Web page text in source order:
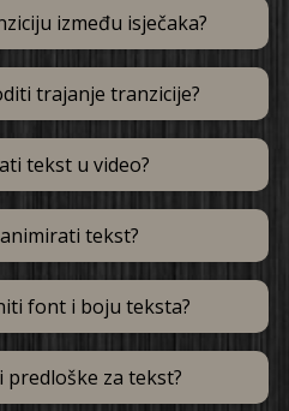
između isječaka?
trajanje tranzicije?
tekst u video?
tekst?
font i boju teksta?
za tekst?